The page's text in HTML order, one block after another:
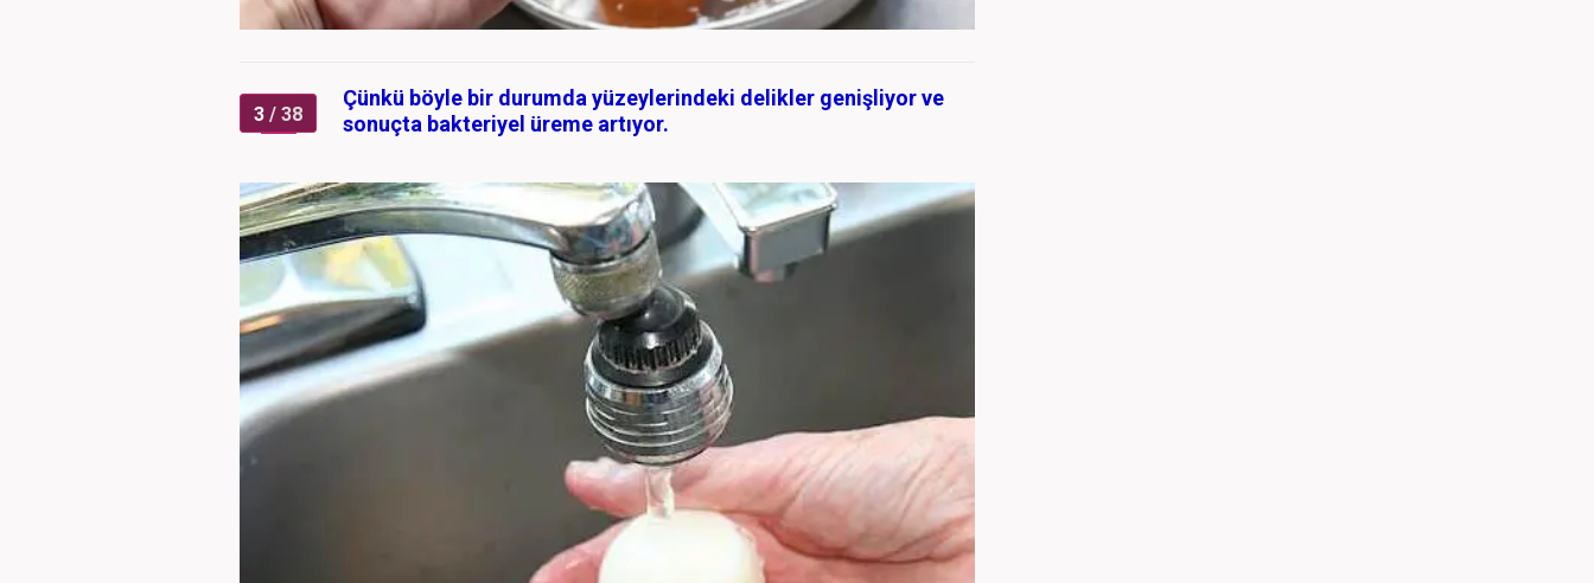
3 / 38
Çünkü böyle bir durumda yüzeylerindeki delikler genişliyor ve
sonuçta bakteriyel üreme artıyor.